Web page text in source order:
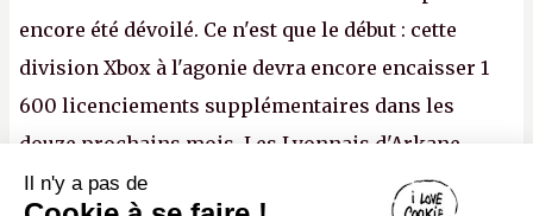
encore été dévoilé. Ce n'est que le début : cette
division Xbox à l'agonie devra encore encaisser 1
600 licenciements supplémentaires dans les
douze prochains mois. Les Lyonnais d'Arkane
(Dishonored, Deathloop
) pourraient faire partie des
Canard PC
Il n'y a pas de